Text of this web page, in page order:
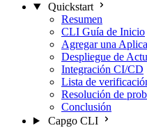
Quickstart
Resumen
CLI Guía de Inicio
Agregar una
Despliegue de
Integración CI/CD
Lista de
Resolución de
Conclusión
Capgo CLI